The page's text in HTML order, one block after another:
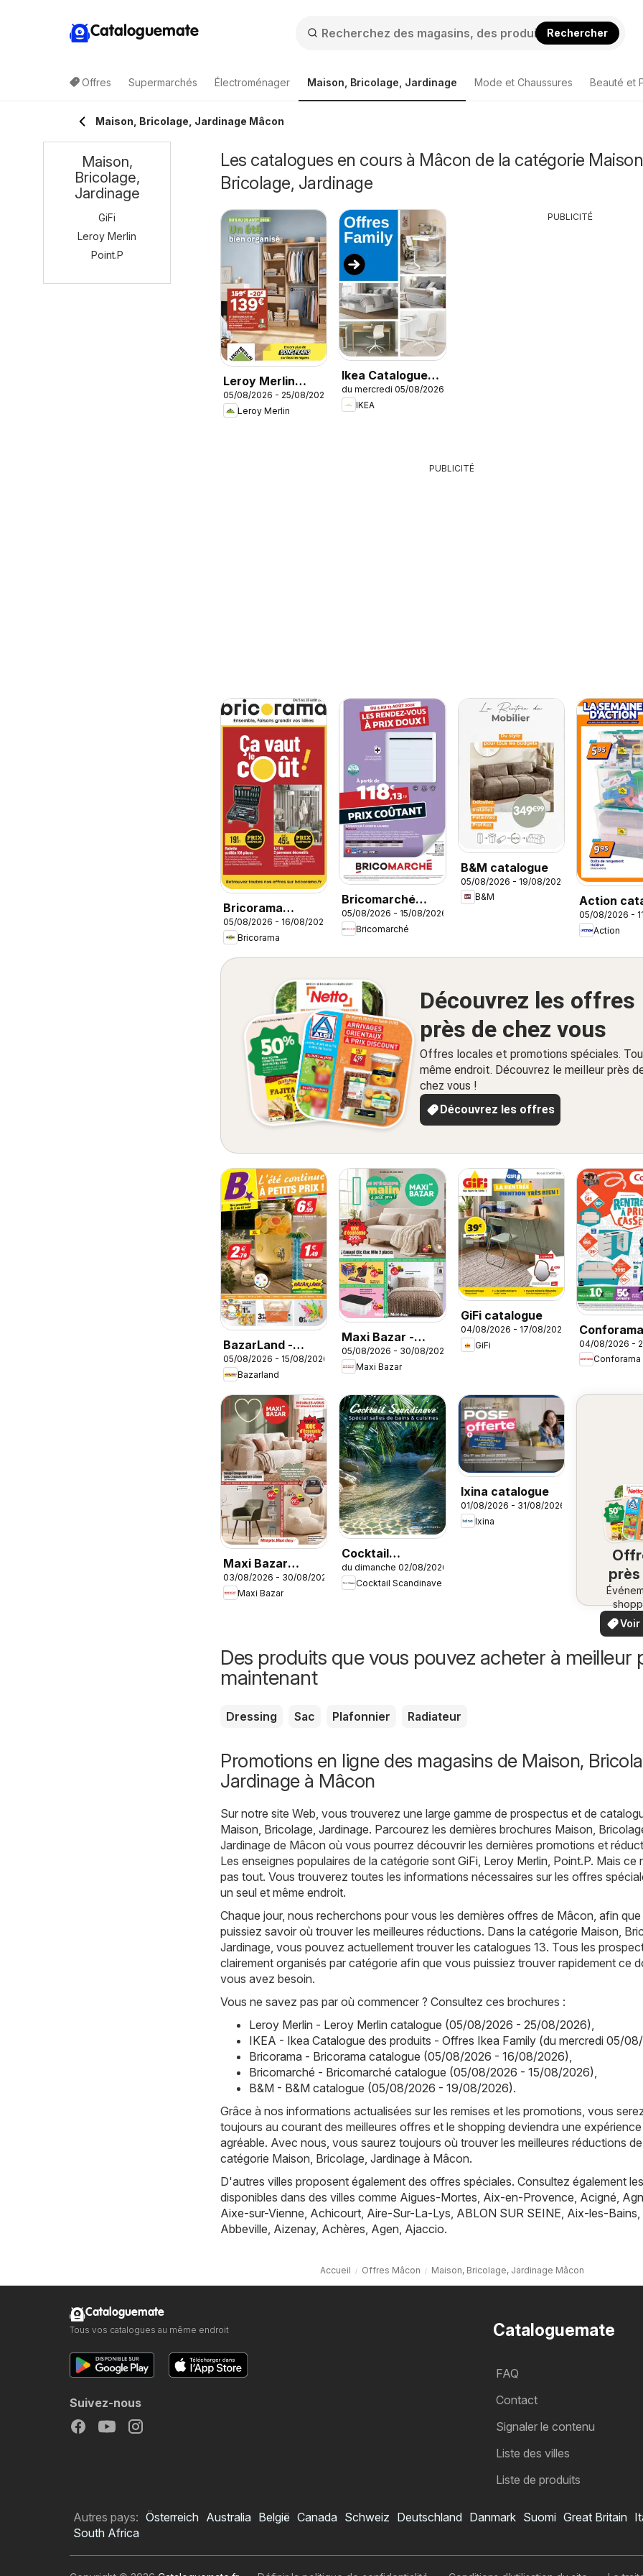
Cataloguemate Rechercher
Offres Supermarchés Électroménager Maison, Bricolage, Jardinage Mode et Chaussures Beauté et
Maison, Bricolage, Jardinage Mâcon
Les catalogues en cours à Mâcon de la catégorie
Bricolage, Jardinage
Leroy Merlin
catalogue
05/08/2026 - 25/08/2026
Leroy Merlin
Ikea Catalogue
des produits -
Offres Ikea
du mercredi 05/08/2026
IKEA
PUBLICITÉ
PUBLICITÉ
Bricorama
catalogue
05/08/2026 - 16/08/2026
Bricorama
Bricomarché
catalogue
05/08/2026 - 15/08/2026
Bricomarché
B&M catalogue
05/08/2026 - 19/08/2026
B&M
Action
05/08/2026 -
Action
Découvrez les offres
près de chez vous
Offres locales et promotions spéciales.
même endroit. Découvrez le meilleur près
chez vous !
Découvrez les offres
BazarLand -
L'été continue à
petits prix
05/08/2026 - 15/08/2026
Bazarland
Maxi Bazar -
Brochure
05/08/2026 - 30/08/2026
Maxi Bazar
GiFi catalogue
04/08/2026 - 17/08/2026
GiFi
Conforama
Rentrée à
cassés
04/08/2026 -
Conforama
Maxi Bazar
catalogue
03/08/2026 - 30/08/2026
Maxi Bazar
Cocktail
Scandinave
catalogue
du dimanche 02/08/2026
Cocktail Scandinave
Ixina catalogue
01/08/2026 - 31/08/2026
Ixina
près
locaux
Voir
Des produits que vous pouvez acheter à meilleur
maintenant
Dressing Sac Plafonnier Radiateur
Promotions en ligne des magasins de Maison,
Jardinage à Mâcon
Sur notre site Web, vous trouverez une large gamme de prospectus et de
Maison, Bricolage, Jardinage. Parcourez les dernières brochures Maison,
Jardinage de Mâcon où vous pourrez découvrir les dernières promotions et
Les enseignes populaires de la catégorie sont GiFi, Leroy Merlin, Point.P. Mais ce
pas tout. Vous trouverez toutes les informations nécessaires sur les offres
un seul et même endroit.
Chaque jour, nous recherchons pour vous les dernières offres de Mâcon, afin
puissiez savoir où trouver les meilleures réductions. Dans la catégorie Maison,
Jardinage, vous pouvez actuellement trouver les catalogues 13. Tous les
clairement organisés par catégorie afin que vous puissiez trouver rapidement ce
vous avez besoin.
Vous ne savez pas par où commencer ? Consultez ces brochures :
Leroy Merlin - Leroy Merlin catalogue (05/08/2026 - 25/08/2026),
IKEA - Ikea Catalogue des produits - Offres Ikea Family (du mercredi 05/
Bricorama - Bricorama catalogue (05/08/2026 - 16/08/2026),
Bricomarché - Bricomarché catalogue (05/08/2026 - 15/08/2026),
B&M - B&M catalogue (05/08/2026 - 19/08/2026).
Grâce à nos informations actualisées sur les remises et les promotions, vous
toujours au courant des meilleures offres et le shopping deviendra une expérience
agréable. Avec nous, vous saurez toujours où trouver les meilleures réductions
catégorie Maison, Bricolage, Jardinage à Mâcon.
D'autres villes proposent également des offres spéciales. Consultez également
disponibles dans des villes comme Aigues-Mortes, Aix-en-Provence, Acigné,
Aixe-sur-Vienne, Achicourt, Aire-Sur-La-Lys, ABLON SUR SEINE, Aix-les-Bains,
Abbeville, Aizenay, Achères, Agen, Ajaccio.
Accueil Offres Mâcon Maison, Bricolage, Jardinage Mâcon
Maison,
Bricolage,
Jardinage
GiFi
Leroy Merlin
Point.P
Cataloguemate
FAQ
Contact
Signaler le contenu
Liste des villes
Liste de produits
Cataloguemate
Tous vos catalogues au même endroit
Suivez-nous
Autres pays: Österreich Australia België Canada Schweiz Deutschland Danmark Suomi Great Britain
South Africa